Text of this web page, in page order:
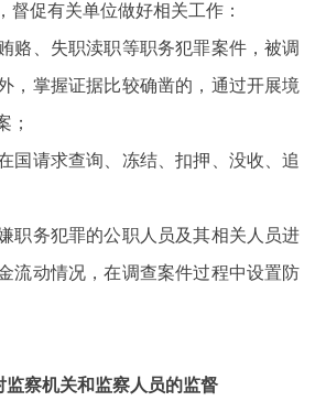
督促有关单位做好相关工作：
赂、失职渎职等职务犯罪案件，被调
，掌握证据比较确凿的，通过开展境
；
国请求查询、冻结、扣押、没收、追
职务犯罪的公职人员及其相关人员进
流动情况，在调查案件过程中设置防
察机关和监察人员的监督